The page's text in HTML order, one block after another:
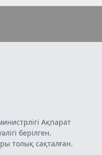
Ақпарат
берілген.
толық сақталған.